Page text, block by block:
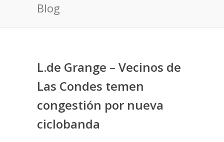
Blog
L.de Grange – Vecinos de
Las Condes temen
congestión por nueva
ciclobanda